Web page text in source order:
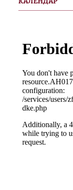
КАЛЕНДАР